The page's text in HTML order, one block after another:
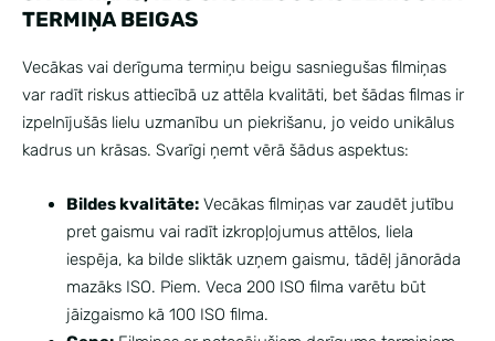
TERMIŅA BEIGAS
Vecākas vai derīguma termiņu beigu sasniegušas filmiņas
var radīt riskus attiecībā uz attēla kvalitāti, bet šādas filmas ir
izpelnījušās lielu uzmanību un piekrišanu, jo veido unikālus
kadrus un krāsas. Svarīgi ņemt vērā šādus aspektus:
Bildes kvalitāte: Vecākas filmiņas var zaudēt jutību
pret gaismu vai radīt izkropļojumus attēlos, liela
iespēja, ka bilde sliktāk uzņem gaismu, tādēļ jānorāda
mazāks ISO. Piem. Veca 200 ISO filma varētu būt
jāizgaismo kā 100 ISO filma.